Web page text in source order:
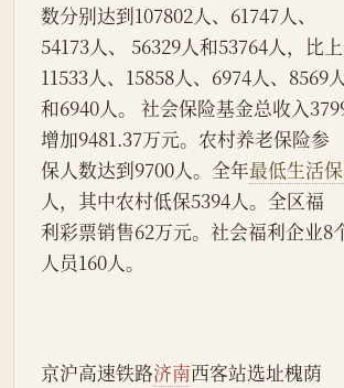
数分别达到107802人、61747人、
54173人、 56329人和53764人，比
11533人、15858人、6974人、8569人
和6940人。 社会保险基金总收入
增加9481.37万元。农村养老保险参
保人数达到9700人。全年最低生活
人，其中农村低保5394人。全区福
利彩票销售62万元。社会福利企业8
人员160人。
京沪高速铁路济南西客站选址槐荫